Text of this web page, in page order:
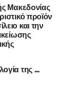
με
μηνιαίο ποσό
950 έως 1850
Μακεδονίας
προϊόν
και την
της …